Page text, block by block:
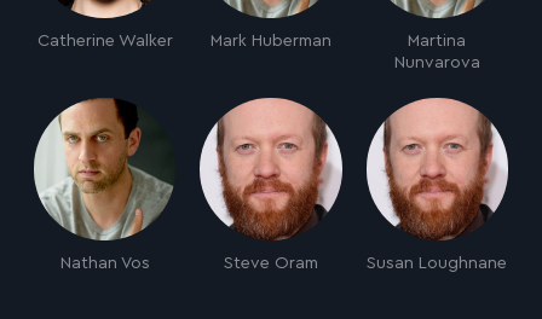
Catherine Walker Mark Huberman
Martina
Nunvarova
Nathan Vos Steve Oram Susan Loughnane